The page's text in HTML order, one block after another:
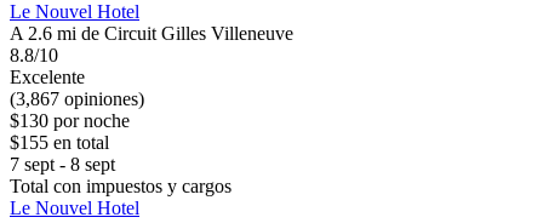
Le Nouvel Hotel
A 2.6 mi de Circuit Gilles Villeneuve
8.8/10
Excelente
(3,867 opiniones)
$130 por noche
$155 en total
7 sept - 8 sept
Total con impuestos y cargos
Le Nouvel Hotel